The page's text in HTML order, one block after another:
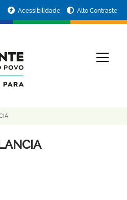
Acessibilidade Alto Contraste